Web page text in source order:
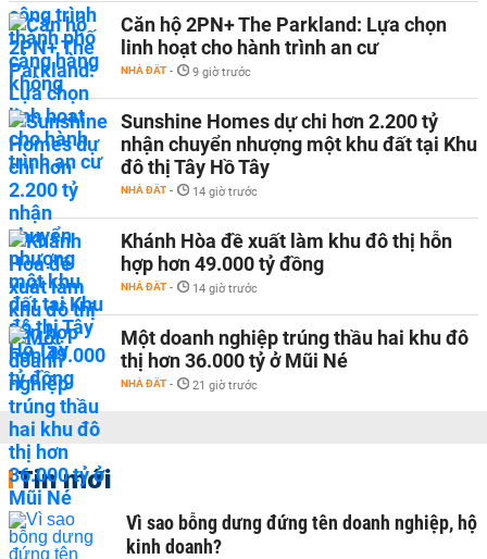
Căn hộ 2PN+ The Parkland: Lựa chọn
linh hoạt cho hành trình an cư
NHÀ ĐẤT - 9 giờ trước
Sunshine Homes dự chi hơn 2.200 tỷ
nhận chuyển nhượng một khu đất tại Khu
đô thị Tây Hồ Tây
NHÀ ĐẤT - 14 giờ trước
Khánh Hòa đề xuất làm khu đô thị hỗn
hợp hơn 49.000 tỷ đồng
NHÀ ĐẤT - 14 giờ trước
Một doanh nghiệp trúng thầu hai khu đô
thị hơn 36.000 tỷ ở Mũi Né
NHÀ ĐẤT - 21 giờ trước
Tin mới
Vì sao bỗng dưng đứng tên doanh nghiệp, hộ
kinh doanh?